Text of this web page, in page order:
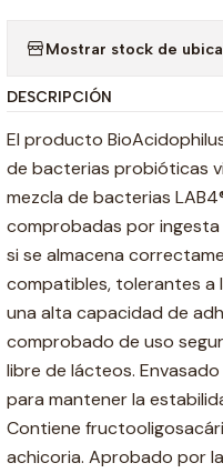
Mostrar stock de
DESCRIPCIÓN
El producto
de bacterias probióticas
mezcla de bacterias
comprobadas por ingesta
si se almacena
compatibles, tolerantes a
una alta capacidad de
comprobado de uso
libre de lácteos.
para mantener la
Contiene
achicoria. Aprobado por